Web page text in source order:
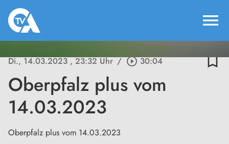
menu
Di., 14.03.2023, 23:32 Uhr / play_circle_outline30:04 bookmark_border
Oberpfalz plus vom
14.03.2023
Oberpfalz plus vom 14.03.2023